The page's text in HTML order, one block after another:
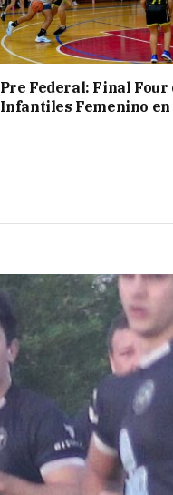
Pre Federal: Final Four
Infantiles Femenino en